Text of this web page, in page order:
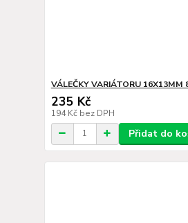
VÁLEČKY VARIÁTORU 16X13MM
235 Kč
194 Kč bez DPH
Přidat do